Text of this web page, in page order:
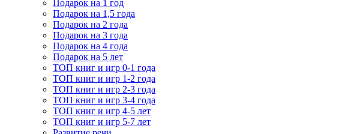
Подарок на 1 год
Подарок на 1,5 года
Подарок на 2 года
Подарок на 3 года
Подарок на 4 года
Подарок на 5 лет
ТОП книг и игр 0-1 года
ТОП книг и игр 1-2 года
ТОП книг и игр 2-3 года
ТОП книг и игр 3-4 года
ТОП книг и игр 4-5 лет
ТОП книг и игр 5-7 лет